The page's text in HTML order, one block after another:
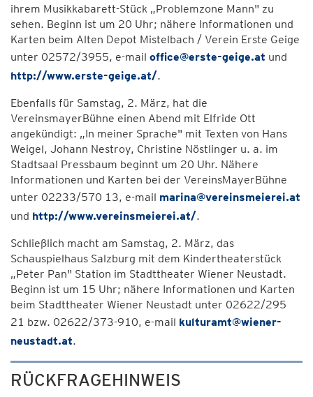
ihrem Musikkabarett-Stück „Problemzone Mann" zu
sehen. Beginn ist um 20 Uhr; nähere Informationen und
Karten beim Alten Depot Mistelbach / Verein Erste Geige
unter 02572/3955, e-mail office@erste-geige.at und
http://www.erste-geige.at/.
Ebenfalls für Samstag, 2. März, hat die
VereinsmayerBühne einen Abend mit Elfride Ott
angekündigt: „In meiner Sprache" mit Texten von Hans
Weigel, Johann Nestroy, Christine Nöstlinger u. a. im
Stadtsaal Pressbaum beginnt um 20 Uhr. Nähere
Informationen und Karten bei der VereinsMayerBühne
unter 02233/570 13, e-mail marina@vereinsmeierei.at
und http://www.vereinsmeierei.at/.
Schließlich macht am Samstag, 2. März, das
Schauspielhaus Salzburg mit dem Kindertheaterstück
„Peter Pan" Station im Stadttheater Wiener Neustadt.
Beginn ist um 15 Uhr; nähere Informationen und Karten
beim Stadttheater Wiener Neustadt unter 02622/295
21 bzw. 02622/373-910, e-mail kulturamt@wiener-
neustadt.at.
RÜCKFRAGEHINWEIS